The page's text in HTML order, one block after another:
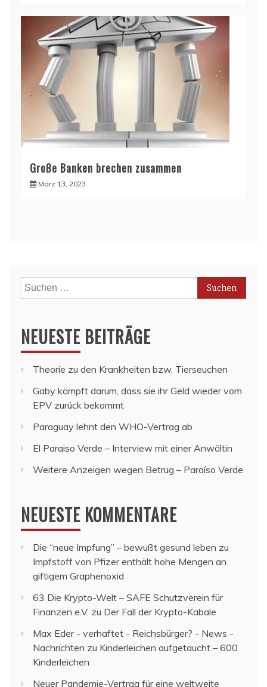
Große Banken brechen zusammen
März 13, 2023
Suchen
nach:
NEUESTE BEITRÄGE
Theorie zu den Krankheiten bzw. Tierseuchen
Gaby kämpft darum, dass sie ihr Geld wieder vom
EPV zurück bekommt
Paraguay lehnt den WHO-Vertrag ab
El Paraiso Verde – Interview mit einer Anwältin
Weitere Anzeigen wegen Betrug – Paraíso Verde
NEUESTE KOMMENTARE
Die “neue Impfung” – bewußt gesund leben zu
Impfstoff von Pfizer enthält hohe Mengen an
giftigem Graphenoxid
63 Die Krypto-Welt – SAFE Schutzverein für
Finanzen e.V. zu Der Fall der Krypto-Kabale
Max Eder - verhaftet - Reichsbürger? - News -
Nachrichten zu Kinderleichen aufgetaucht – 600
Kinderleichen
Neuer Pandemie-Vertrag für eine weltweite